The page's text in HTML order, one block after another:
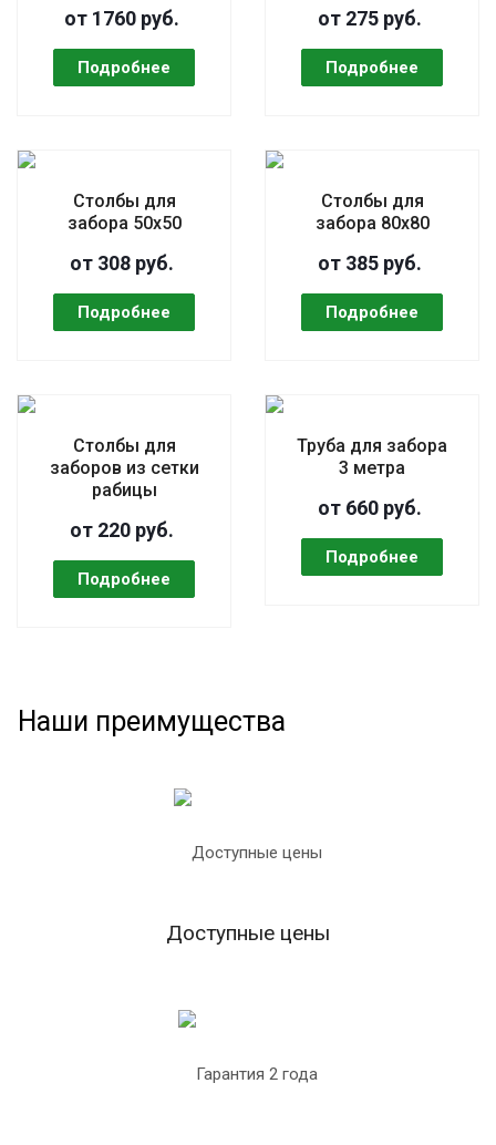
от 1760 руб. от 275 руб.
Столбы для
забора 50х50
от 308 руб.
Столбы для
забора 80х80
от 385 руб.
Столбы для
заборов из сетки
рабицы
от 220 руб.
Труба для забора
3 метра
от 660 руб.
Наши преимущества
Доступные цены